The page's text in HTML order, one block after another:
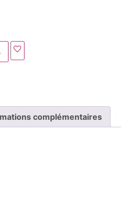
complémentaires